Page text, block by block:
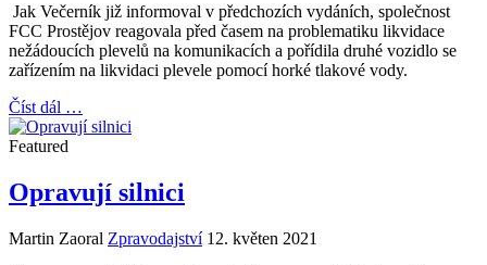
Jak Večerník již informoval v předchozích vydáních, společnost
FCC Prostějov reagovala před časem na problematiku likvidace
nežádoucích plevelů na komunikacích a pořídila druhé vozidlo se
zařízením na likvidaci plevele pomocí horké tlakové vody.
Číst dál …
Featured
Opravují silnici
Martin Zaoral Zpravodajství 12. květen 2021